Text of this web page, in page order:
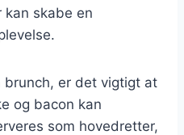
kan skabe en
er det vigtigt at
og bacon kan
som hovedretter,